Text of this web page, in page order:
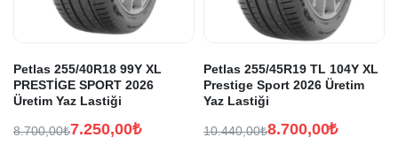
Petlas 255/40R18 99Y XL
PRESTİGE SPORT 2026
Üretim Yaz Lastiği
8.700,00₺7.250,00₺
Petlas 255/45R19 TL 104Y XL
Prestige Sport 2026 Üretim
Yaz Lastiği
10.440,00₺8.700,00₺